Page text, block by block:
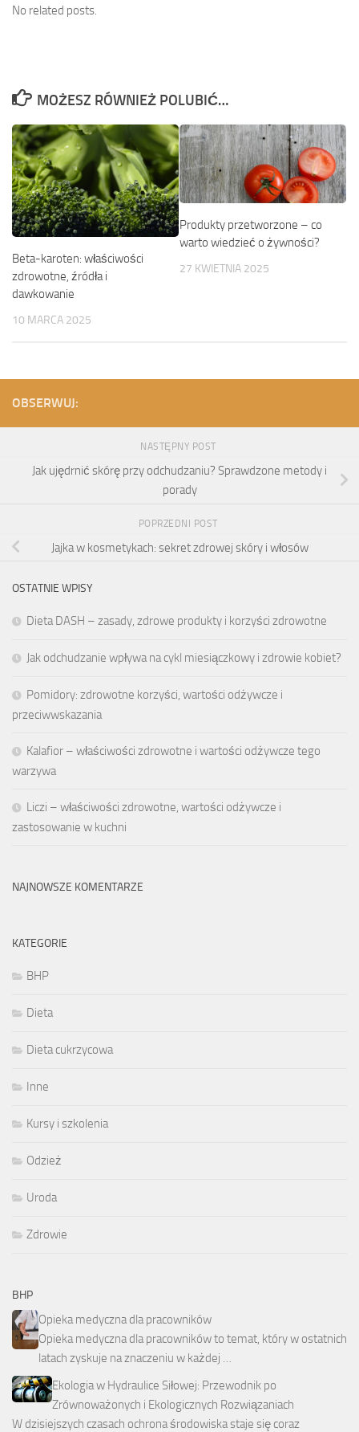
No related posts.
MOŻESZ RÓWNIEŻ POLUBIĆ…
Beta-karoten: właściwości
zdrowotne, źródła i
dawkowanie
10 MARCA 2025
Produkty przetworzone – co
warto wiedzieć o żywności?
27 KWIETNIA 2025
OBSERWUJ:
NASTĘPNY POST
Jak ujędrnić skórę przy odchudzaniu? Sprawdzone metody i
porady
POPRZEDNI POST
Jajka w kosmetykach: sekret zdrowej skóry i włosów
OSTATNIE WPISY
Dieta DASH – zasady, zdrowe produkty i korzyści zdrowotne
Jak odchudzanie wpływa na cykl miesiączkowy i zdrowie kobiet?
Pomidory: zdrowotne korzyści, wartości odżywcze i
przeciwwskazania
Kalafior – właściwości zdrowotne i wartości odżywcze tego
warzywa
Liczi – właściwości zdrowotne, wartości odżywcze i
zastosowanie w kuchni
NAJNOWSZE KOMENTARZE
KATEGORIE
BHP
Dieta
Dieta cukrzycowa
Inne
Kursy i szkolenia
Odzież
Uroda
Zdrowie
BHP
Opieka medyczna dla pracowników
Opieka medyczna dla pracowników to temat, który w ostatnich
latach zyskuje na znaczeniu w każdej …
Ekologia w Hydraulice Siłowej: Przewodnik po
Zrównoważonych i Ekologicznych Rozwiązaniach
W dzisiejszych czasach ochrona środowiska staje się coraz